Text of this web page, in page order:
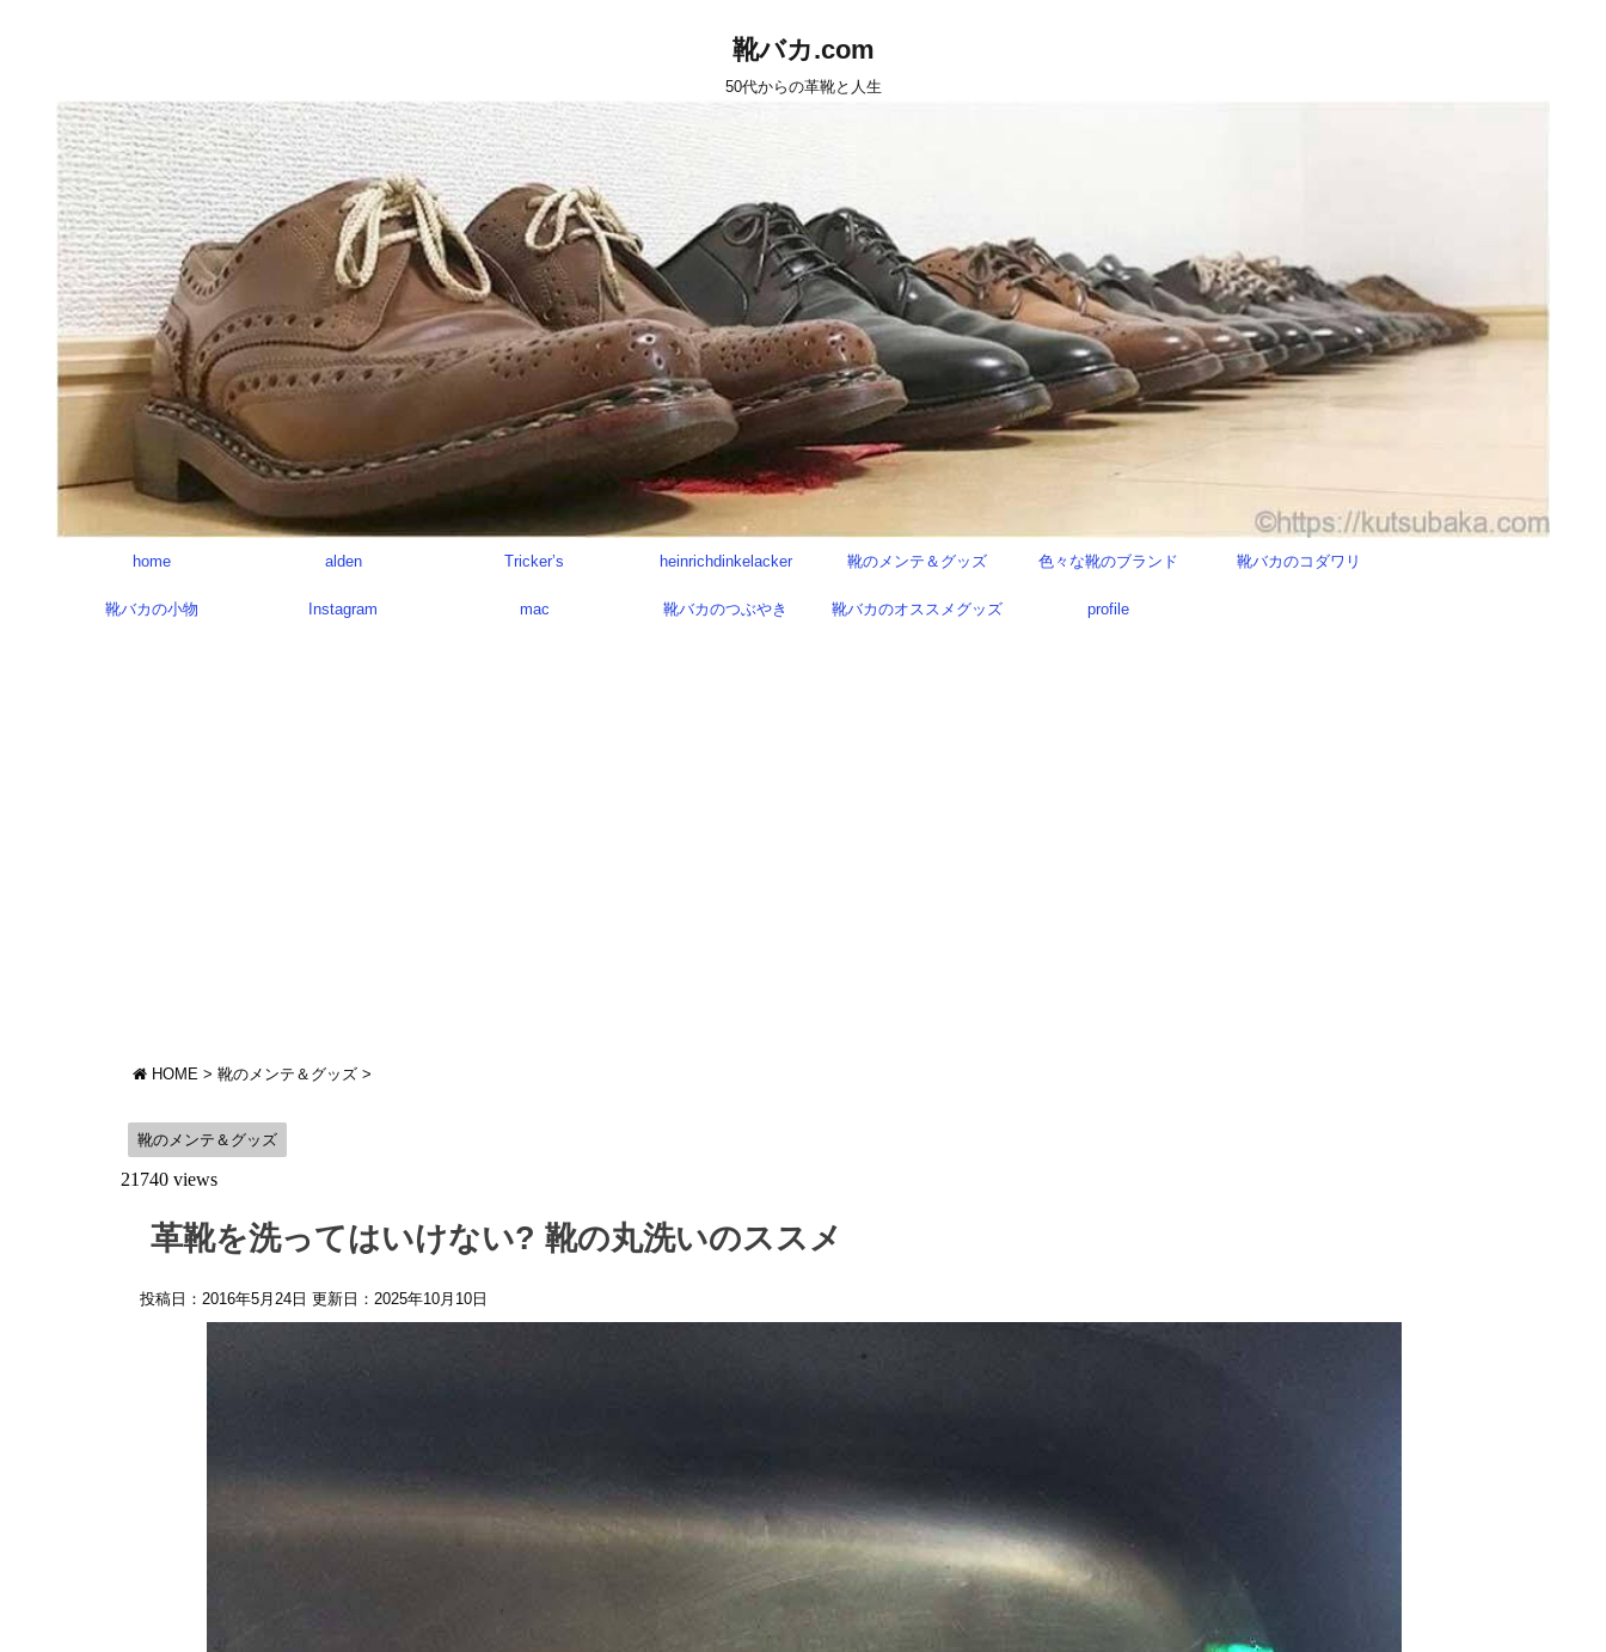
靴バカ.com
50代からの革靴と人生
home alden Tricker’s heinrichdinkelacker 靴のメンテ＆グッズ 色々な靴のブランド 靴バカのコダワリ
靴バカの小物 Instagram mac 靴バカのつぶやき 靴バカのオススメグッズ profile
HOME > 靴のメンテ＆グッズ >
靴のメンテ＆グッズ
21740 views
革靴を洗ってはいけない? 靴の丸洗いのススメ
投稿日：2016年5月24日 更新日： 2025年10月10日